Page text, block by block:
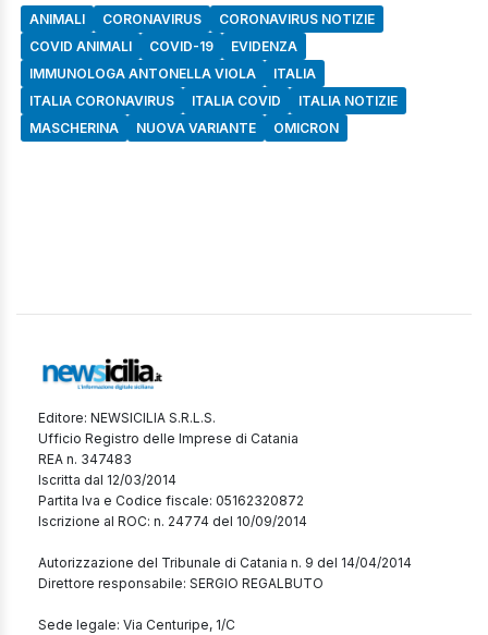
ANIMALI CORONAVIRUS
CORONAVIRUS NOTIZIE
COVID ANIMALI
COVID-19
EVIDENZA
IMMUNOLOGA ANTONELLA VIOLA
ITALIA
ITALIA CORONAVIRUS
ITALIA COVID
ITALIA NOTIZIE
MASCHERINA
NUOVA VARIANTE OMICRON
Editore: NEWSICILIA S.R.L.S.
Ufficio Registro delle Imprese di Catania
REA n. 347483
Iscritta dal 12/03/2014
Partita Iva e Codice fiscale: 05162320872
Iscrizione al ROC: n. 24774 del 10/09/2014
Autorizzazione del Tribunale di Catania n. 9 del 14/04/2014
Direttore responsabile: SERGIO REGALBUTO
Sede legale: Via Centuripe, 1/C